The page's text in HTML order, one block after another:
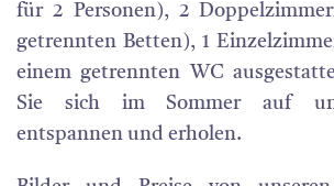
für 2 Personen), 2
getrennten Betten), 1
einem getrennten WC
Sie sich im Sommer auf
entspannen und erholen.